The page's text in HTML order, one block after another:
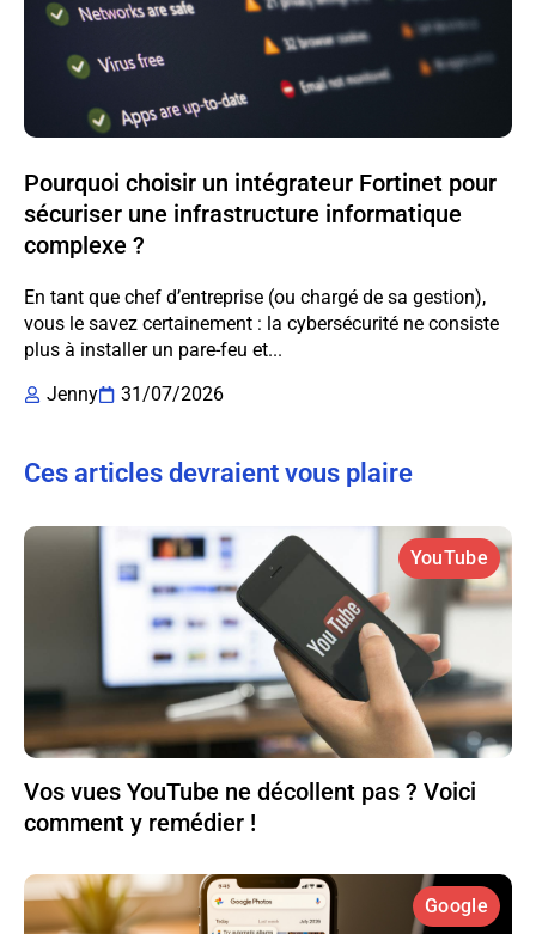
Pourquoi choisir un intégrateur Fortinet pour
sécuriser une infrastructure informatique
complexe ?
En tant que chef d’entreprise (ou chargé de sa gestion),
vous le savez certainement : la cybersécurité ne consiste
plus à installer un pare-feu et...
Jenny
31/07/2026
Ces articles devraient vous plaire
YouTube
Vos vues YouTube ne décollent pas ? Voici
comment y remédier !
Google